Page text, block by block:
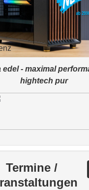
edel - maximal
hightech pur
Termine /